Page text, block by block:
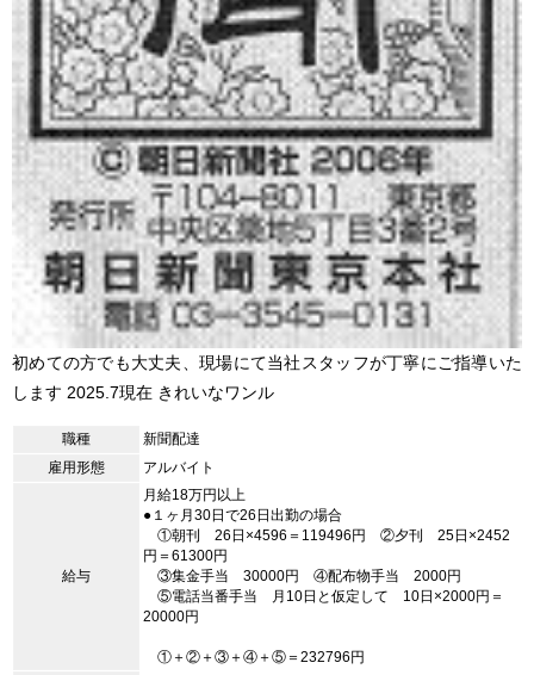
初めての方でも大丈夫、現場にて当社スタッフが丁寧にご指導いた
します 2025.7現在 きれいなワンル
職種
新聞配達
雇用形態
アルバイト
給与
月給18万円以上
●１ヶ月30日で26日出勤の場合
①朝刊 26日×4596＝119496円 ②夕刊 25日×2452
円＝61300円
③集金手当 30000円 ④配布物手当 2000円
⑤電話当番手当 月10日と仮定して 10日×2000円＝
20000円
①＋②＋③＋④＋⑤＝232796円